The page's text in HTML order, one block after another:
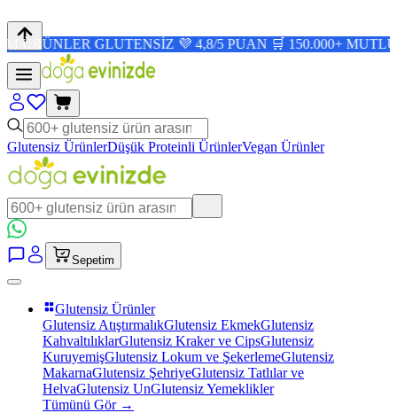
GLUTENSİZ 💜 4,8/5 PUAN 🛒 150.000+ MUTLU
Glutensiz ÜrünlerDüşük Proteinli ÜrünlerVegan Ürünler
Sepetim
Glutensiz Ürünler
Glutensiz AtıştırmalıkGlutensiz EkmekGlutensiz
KahvaltılıklarGlutensiz Kraker ve CipsGlutensiz
KuruyemişGlutensiz Lokum ve ŞekerlemeGlutensiz
MakarnaGlutensiz ŞehriyeGlutensiz Tatlılar ve
HelvaGlutensiz UnGlutensiz Yemeklikler
Tümünü Gör →